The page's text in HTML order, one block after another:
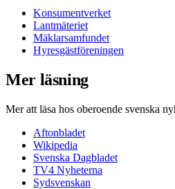
Konsumentverket
Lantmäteriet
Mäklarsamfundet
Hyresgästföreningen
Mer läsning
Mer att läsa hos oberoende svenska
Aftonbladet
Wikipedia
Svenska Dagbladet
TV4 Nyheterna
Sydsvenskan